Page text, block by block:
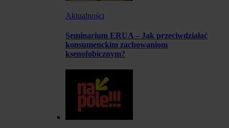
Aktualności
Seminarium ERUA – Jak przeciwdziałać
konsumenckim zachowaniom
ksenofobicznym?